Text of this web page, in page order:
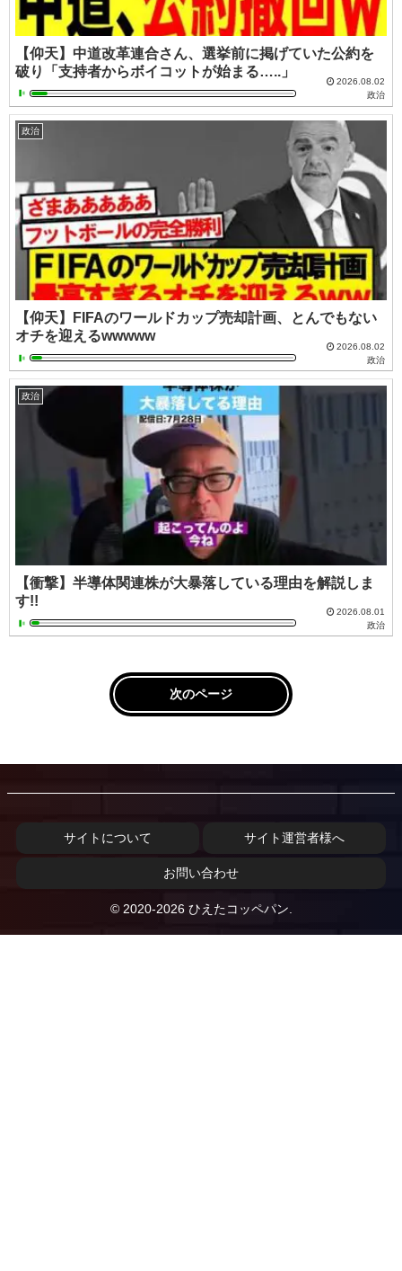
【仰天】中道改革連合さん、選挙前に掲げていた公約を
破り「支持者からボイコットが始まる…..」
2026.08.02
政治
政治
【仰天】FIFAのワールドカップ売却計画、とんでもない
オチを迎えるwwwww
2026.08.02
政治
政治
【衝撃】半導体関連株が大暴落している理由を解説しま
す!!
2026.08.01
政治
次のページ
サイトについて サイト運営者様へ
お問い合わせ
© 2020-2026 ひえたコッペパン.